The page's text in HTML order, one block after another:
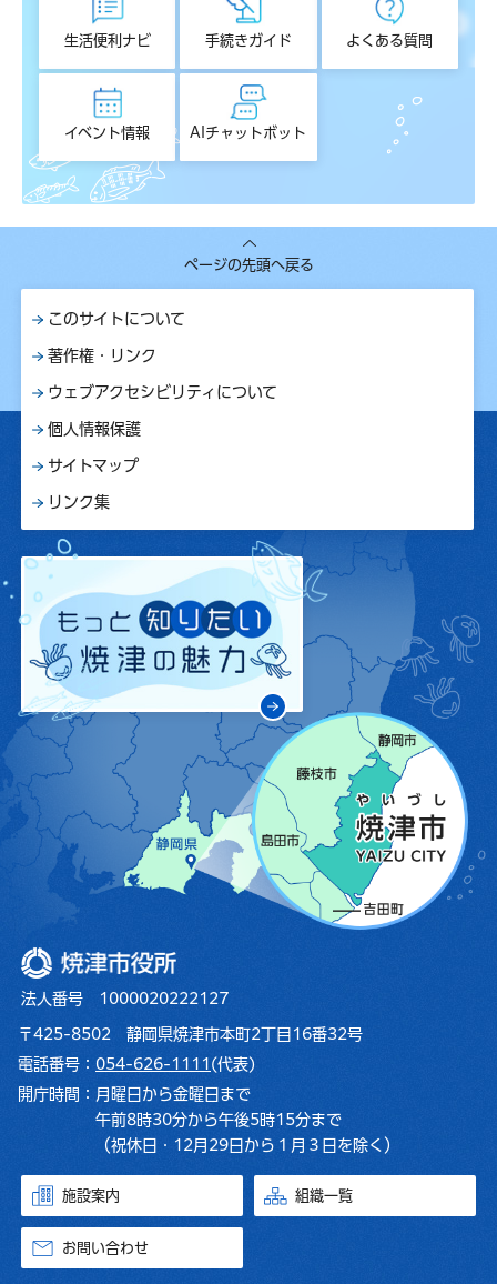
生活便利ナビ 手続きガイド よくある質問
イベント情報 AIチャットボット
ページの先頭へ戻る
このサイトについて
著作権・リンク
ウェブアクセシビリティについて
個人情報保護
サイトマップ
リンク集
焼津市役所
法人番号 1000020222127
〒425-8502 静岡県焼津市本町2丁目16番32号
電話番号： 054-626-1111 (代表)
開庁時間： 月曜日から金曜日まで
午前8時30分から午後5時15分まで
（祝休日・12月29日から１月３日を除く）
施設案内 組織一覧
お問い合わせ